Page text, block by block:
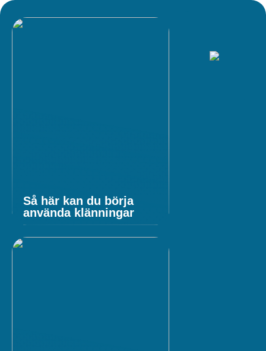
Så här kan du börja
använda klänningar